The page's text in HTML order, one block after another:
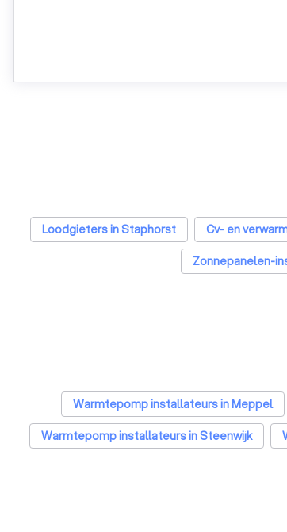
Loodgieters in Staphorst Cv- en
Zonnepanelen-
Warmtepomp installateurs in Meppel
Warmtepomp installateurs in Steenwijk